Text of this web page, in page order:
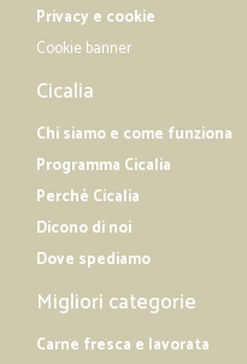
Privacy e cookie
Cookie banner
Cicalia
Chi siamo e come funziona
Programma Cicalia
Perché Cicalia
Dicono di noi
Dove spediamo
Migliori categorie
Carne fresca e lavorata